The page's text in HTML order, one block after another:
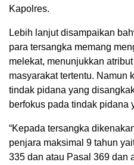
Kapolres.
Lebih lanjut disampaikan
para tersangka memang
melekat, menunjukkan
masyarakat tertentu. Namun
tindak pidana yang
berfokus pada tindak pidana
“Kepada tersangka
penjara maksimal 9 tahun
335 dan atau Pasal 369 dan